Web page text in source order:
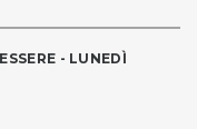
- LUNEDÌ